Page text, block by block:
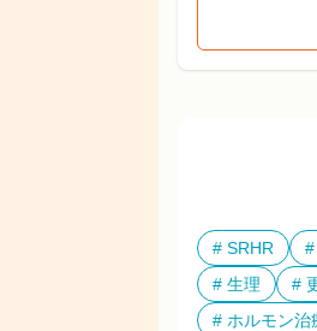
SRHR
生理
ホルモン治